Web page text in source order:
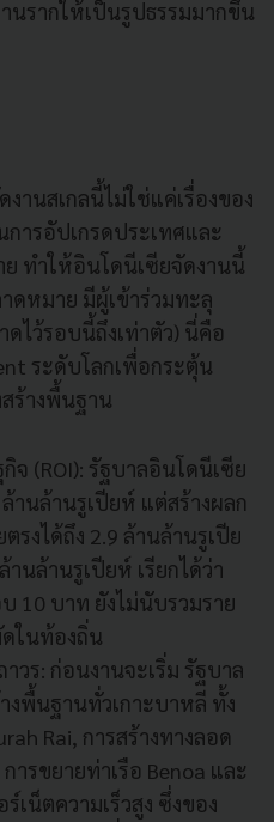
นรากให้เป็นรูปธรรมมากขึ้น
านสเกลนี้ไม่ใช่แค่เรื่องของ
ารอัปเกรดประเทศและ
ย ทำให้อินโดนีเซียจัดงานนี้
ดหมาย มีผู้เข้าร่วมทะลุ
ไว้รอบนี้ถึงเท่าตัว) นี่คือ
ระดับโลกเพื่อกระตุ้น
ร้างพื้นฐาน
(ROI): รัฐบาลอินโดนีเซีย
านล้านรูเปียห์ แต่สร้างผลก
รงได้ถึง 2.9 ล้านล้านรูเปีย
นล้านรูเปียห์ เรียกได้ว่า
10 บาท ยังไม่นับรวมราย
ในท้องถิ่น
วร: ก่อนงานจะเริ่ม รัฐบาล
างพื้นฐานทั่วเกาะบาหลี ทั้ง
Rai, การสร้างทางลอด
ารขยายท่าเรือ Benoa และ
เน็ตความเร็วสูง ซึ่งของ